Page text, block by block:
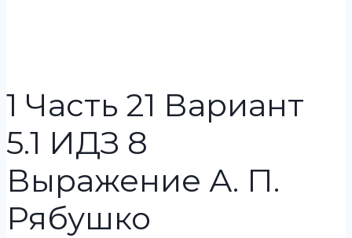
1 Часть 21 Вариант
5.1 ИДЗ 8
Выражение А. П.
Рябушко